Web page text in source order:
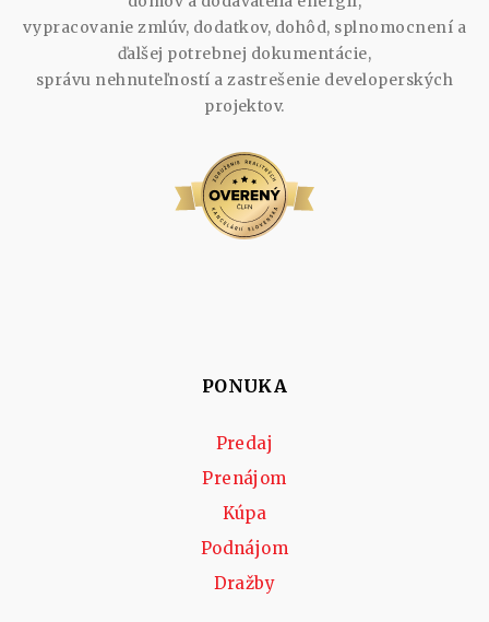
vypracovanie zmlúv, dodatkov, dohôd, splnomocnení a
ďalšej potrebnej dokumentácie,
správu nehnuteľností a zastrešenie developerských
projektov.
PONUKA
Predaj
Prenájom
Kúpa
Podnájom
Dražby